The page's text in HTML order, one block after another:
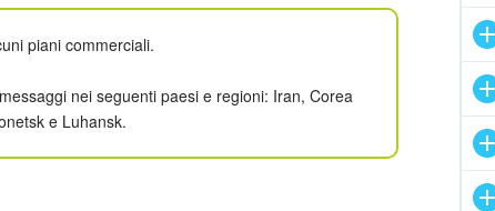
piani commerciali.
nei seguenti paesi e regioni: Iran, Corea
e Luhansk.